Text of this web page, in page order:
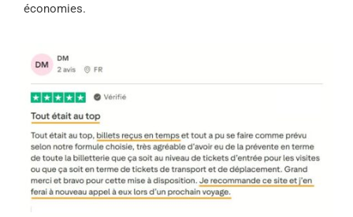
économies.